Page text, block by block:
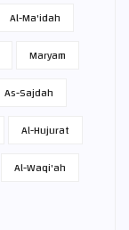
Al-Ma'idah
Maryam
As-Sajdah
Al-Hujurat
Al-Waqi'ah